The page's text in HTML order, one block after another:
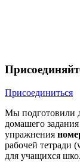
Присоединиться
Мы подготовили
домашего
упражнения
рабочей тетради
для учащихся